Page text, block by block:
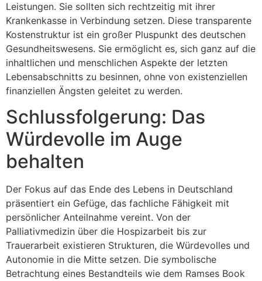
Leistungen. Sie sollten sich rechtzeitig mit ihrer
Krankenkasse in Verbindung setzen. Diese transparente
Kostenstruktur ist ein großer Pluspunkt des deutschen
Gesundheitswesens. Sie ermöglicht es, sich ganz auf die
inhaltlichen und menschlichen Aspekte der letzten
Lebensabschnitts zu besinnen, ohne von existenziellen
finanziellen Ängsten geleitet zu werden.
Schlussfolgerung: Das
Würdevolle im Auge
behalten
Der Fokus auf das Ende des Lebens in Deutschland
präsentiert ein Gefüge, das fachliche Fähigkeit mit
persönlicher Anteilnahme vereint. Von der
Palliativmedizin über die Hospizarbeit bis zur
Trauerarbeit existieren Strukturen, die Würdevolles und
Autonomie in die Mitte setzen. Die symbolische
Betrachtung eines Bestandteils wie dem Ramses Book